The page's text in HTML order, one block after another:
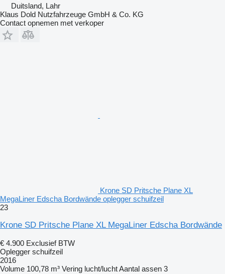
Duitsland, Lahr
Klaus Dold Nutzfahrzeuge GmbH & Co. KG
Contact opnemen met verkoper
Krone SD Pritsche Plane XL
MegaLiner Edscha Bordwände oplegger schuifzeil
23
Krone SD Pritsche Plane XL MegaLiner Edscha Bordwände
€ 4.900 Exclusief BTW
Oplegger schuifzeil
2016
Volume 100,78 m³ Vering lucht/luchtAantal assen 3